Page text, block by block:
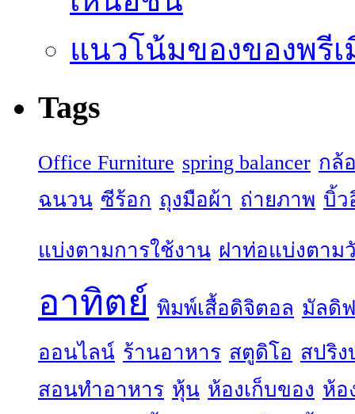
แนวโน้มของของพรี
Tags
Office Furniture spring balancer กล้
ฉนวน ซีร้อก ถุงมือผ้า ถ่ายภาพ บิ้ว
แบ่งตามการใช้งาน ฝาท่อแบ่งตาม
อาทิตย์ พิมพ์เสื้อดิจิตอล มัลดิ
ออนไลน์ ร้านอาหาร สตูดิโอ สปริง
สอนทำอาหาร หุ้น ห้องเก็บของ ห้อ